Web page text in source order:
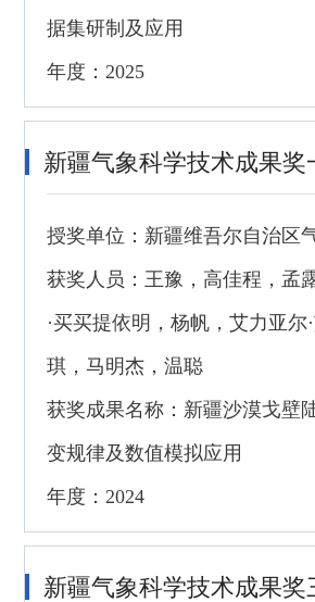
据集研制及应用
年度：2025
新疆气象科学技术成果奖
授奖单位：新疆维吾尔自治区
获奖人员：王豫，高佳程，孟
·买买提依明，杨帆，艾力亚尔
琪，马明杰，温聪
获奖成果名称：新疆沙漠戈壁
变规律及数值模拟应用
年度：2024
新疆气象科学技术成果奖